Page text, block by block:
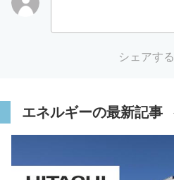
シェアする
エネルギーの最新記事